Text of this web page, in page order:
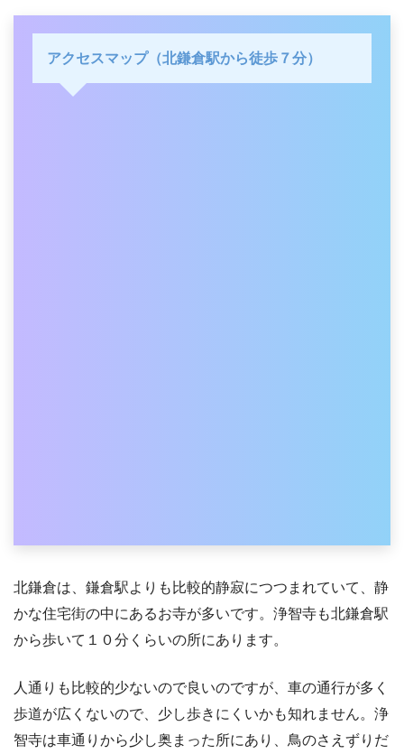
アクセスマップ（北鎌倉駅から徒歩７分）
北鎌倉は、鎌倉駅よりも比較的静寂につつまれていて、静
かな住宅街の中にあるお寺が多いです。浄智寺も北鎌倉駅
から歩いて１０分くらいの所にあります。
人通りも比較的少ないので良いのですが、車の通行が多く
歩道が広くないので、少し歩きにくいかも知れません。浄
智寺は車通りから少し奥まった所にあり、鳥のさえずりだ